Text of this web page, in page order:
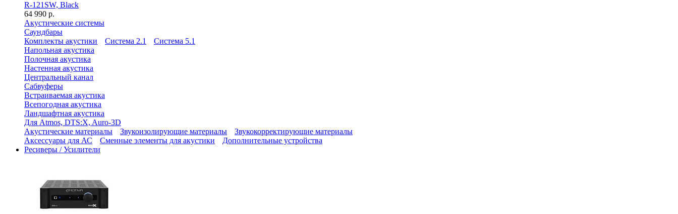
R-121SW, Black
64 990 р.
Акустические системы
Саундбары
Комплекты акустики
Система 2.1
Система 5.1
Напольная акустика
Полочная акустика
Настенная акустика
Центральный канал
Сабвуферы
Встраиваемая акустика
Всепогодная акустика
Ландшафтная акустика
Для Atmos, DTS:X, Auro-3D
Акустические материалы
Звукоизолирующие материалы
Звукокорректирующие материалы
Аксессуары для АС
Сменные элементы для акустики
Дополнительные устройства
Ресиверы / Усилители